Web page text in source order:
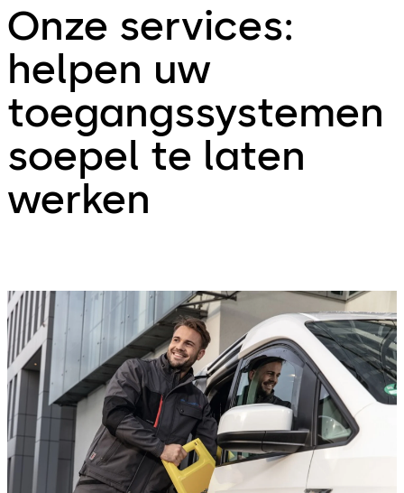
Onze services:
helpen uw
toegangssystemen
soepel te laten
werken